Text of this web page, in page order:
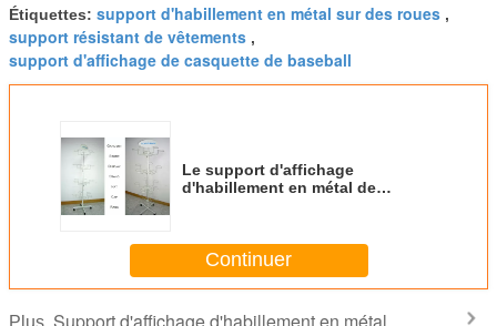
Étiquettes: support d'habillement en métal sur des roues ,
support résistant de vêtements ,
support d'affichage de casquette de baseball
Le support d'affichage
d'habillement en métal de
de chapeau de base-ball
Continuer
Plus Support d'affichage d'habillement en métal